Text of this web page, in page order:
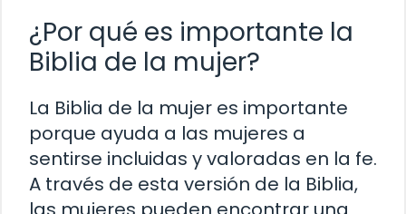
¿Por qué es importante la
Biblia de la mujer?
La Biblia de la mujer es importante
porque ayuda a las mujeres a
sentirse incluidas y valoradas en la fe.
A través de esta versión de la Biblia,